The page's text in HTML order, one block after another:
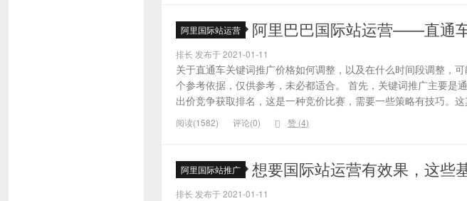
阿里国际站运营 阿里巴巴国际站运营——直通
排长 发布于 2021-01-11
关于直通车关键词推广价格如何调整，以及在什么时间段调整，
个参考依据，仅供参考，未必都适合。 首先，关键词推广主要是
出价竞争获取排名，这是一种竞价比赛，需要一些策略有技巧。
阅读(1582) 评论(0) 赞 (4)
阿里国际站推广 想要国际站运营有效果，这些
排长 发布于 2021-01-11